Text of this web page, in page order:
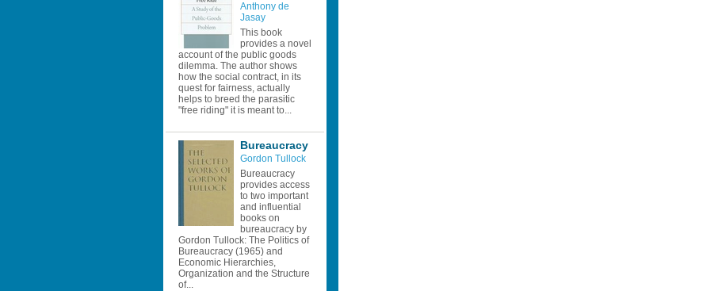
Anthony de
Jasay
This book
provides a novel
account of the public goods
dilemma. The author shows
how the social contract, in its
quest for fairness, actually
helps to breed the parasitic
"free riding" it is meant to...
Bureaucracy
Gordon Tullock
Bureaucracy
provides access
to two important
and influential
books on
bureaucracy by
Gordon Tullock: The Politics of
Bureaucracy (1965) and
Economic Hierarchies,
Organization and the Structure
of...